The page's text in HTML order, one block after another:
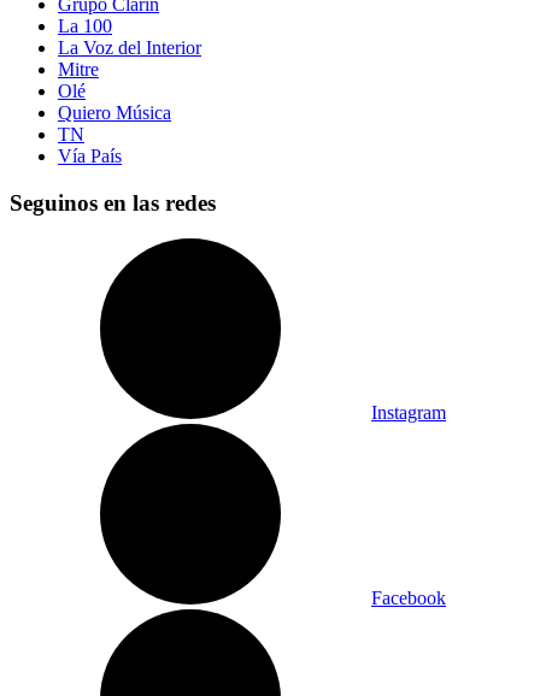
La 100
La Voz del Interior
Mitre
Olé
Quiero Música
TN
Vía País
Seguinos en las redes
Instagram
Facebook